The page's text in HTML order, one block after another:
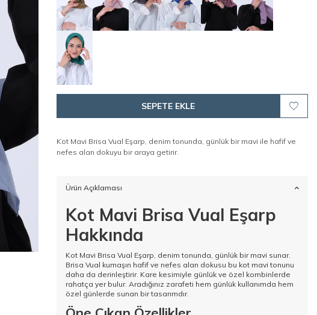
SEPETE EKLE
Kot Mavi Brisa Vual Eşarp, denim tonunda, günlük bir mavi ile hafif ve
nefes alan dokuyu bir araya getirir.
Ürün Açıklaması
Kot Mavi Brisa Vual Eşarp
Hakkında
Kot Mavi Brisa Vual Eşarp, denim tonunda, günlük bir mavi sunar.
Brisa Vual kumaşın hafif ve nefes alan dokusu bu kot mavi tonunu
daha da derinleştirir. Kare kesimiyle günlük ve özel kombinlerde
rahatça yer bulur. Aradığınız zarafeti hem günlük kullanımda hem
özel günlerde sunan bir tasarımdır.